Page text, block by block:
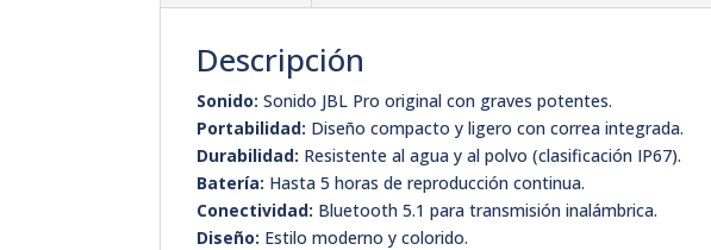
Descripción
Sonido: Sonido JBL Pro original con graves potentes.
Portabilidad: Diseño compacto y ligero con correa integrada.
Durabilidad: Resistente al agua y al polvo (clasificación IP67).
Batería: Hasta 5 horas de reproducción continua.
Conectividad: Bluetooth 5.1 para transmisión inalámbrica.
Diseño: Estilo moderno y colorido.